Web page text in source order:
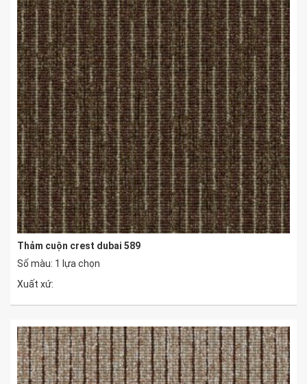
Thảm cuộn crest dubai 589
Số màu: 1 lựa chọn
Xuất xứ: